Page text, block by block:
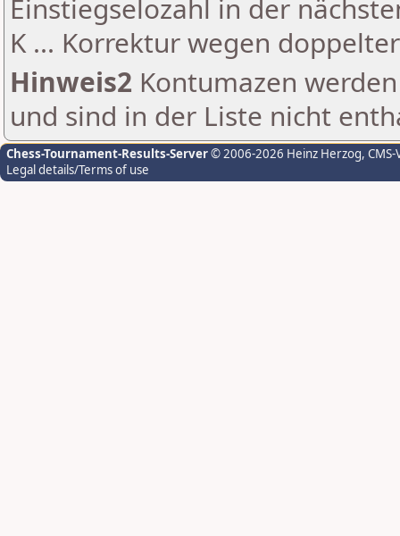
Einstiegselozahl in der
K ... Korrektur wegen
Hinweis2 Kontumazen
und sind in der Liste nicht
Chess-Tournament-Results-Server© 2006-2026 Heinz Herzog,
Legal details/Terms of use